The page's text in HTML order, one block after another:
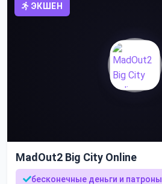
ЭКШЕН
MadOut2 Big City Online
бесконечные деньги и патроны